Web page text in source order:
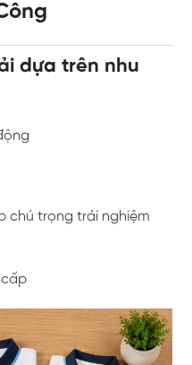
dựa trên nhu
chú trọng trải nghiệm
cấp